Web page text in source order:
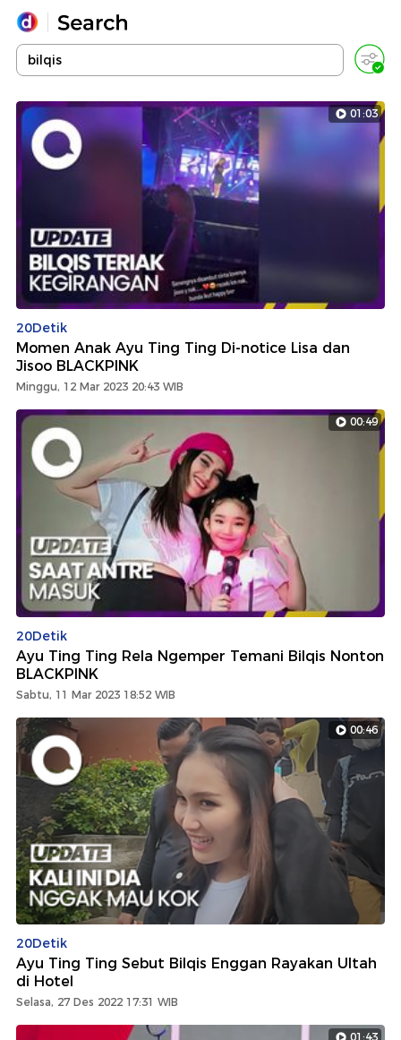
Yang sedang ramai dicari
Loading...
Promoted
01:03
20Detik
Momen Anak Ayu Ting Ting Di-notice Lisa dan
Jisoo BLACKPINK
Minggu, 12 Mar 2023 20:43 WIB
00:49
20Detik
Ayu Ting Ting Rela Ngemper Temani Bilqis Nonton
BLACKPINK
Sabtu, 11 Mar 2023 18:52 WIB
00:46
20Detik
Ayu Ting Ting Sebut Bilqis Enggan Rayakan Ultah
di Hotel
Selasa, 27 Des 2022 17:31 WIB
01:43